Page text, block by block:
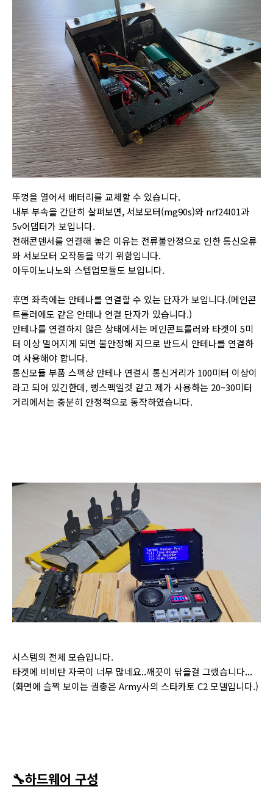
뚜껑을 열어서 배터리를 교체할 수 있습니다.
내부 부속을 간단히 살펴보면, 서보모터(mg90s)와 nrf24l01과
5v어댑터가 보입니다.
전해콘덴서를 연결해 놓은 이유는 전류불안정으로 인한 통신오류
와 서보모터 오작동을 막기 위함입니다.
아두이노나노와 스텝업모듈도 보입니다.
후면 좌측에는 안테나를 연결할 수 있는 단자가 보입니다.(메인콘
트롤러에도 같은 안테나 연결 단자가 있습니다.)
안테나를 연결하지 않은 상태에서는 메인콘트롤러와 타겟이 5미
터 이상 멀어지게 되면 불안정해 지므로 반드시 안테나를 연결하
여 사용해야 합니다.
통신모듈 부품 스펙상 안테나 연결시 통신거리가 100미터 이상이
라고 되어 있긴한데, 뻥스펙일것 같고 제가 사용하는 20~30미터
거리에서는 충분히 안정적으로 동작하였습니다.
시스템의 전체 모습입니다.
타겟에 비비탄 자국이 너무 많네요..깨끗이 닦을걸 그랬습니다...
(화면에 슬쩍 보이는 권총은 Army사의 스타카토 C2 모델입니다.)
🔧하드웨어 구성